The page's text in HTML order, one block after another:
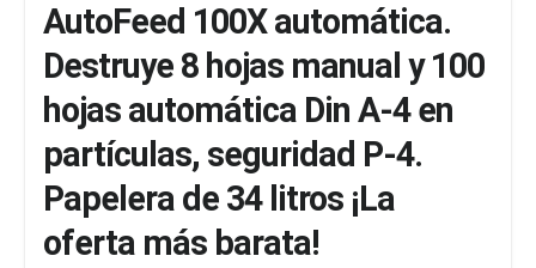
AutoFeed 100X automática.
Destruye 8 hojas manual y 100
hojas automática Din A-4 en
partículas, seguridad P-4.
Papelera de 34 litros ¡La
oferta más barata!